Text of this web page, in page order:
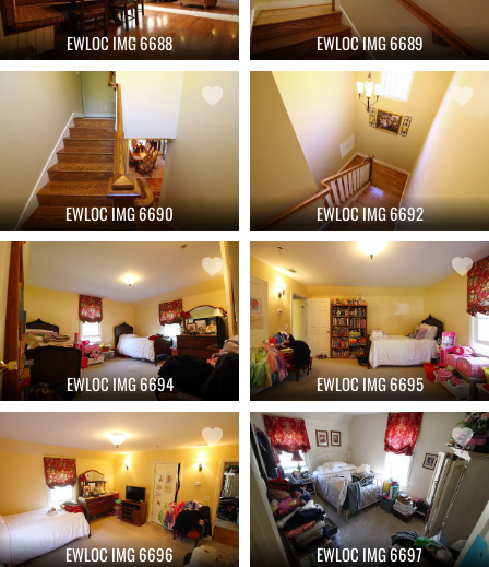
EWLOC IMG 6688 EWLOC IMG 6689
EWLOC IMG 6690 EWLOC IMG 6692
EWLOC IMG 6694 EWLOC IMG 6695
EWLOC IMG 6696 EWLOC IMG 6697